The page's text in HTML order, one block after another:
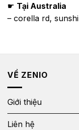
☛ Tại Australia
– corella rd,
VỀ ZENIO
Giới thiệu
Liên hệ